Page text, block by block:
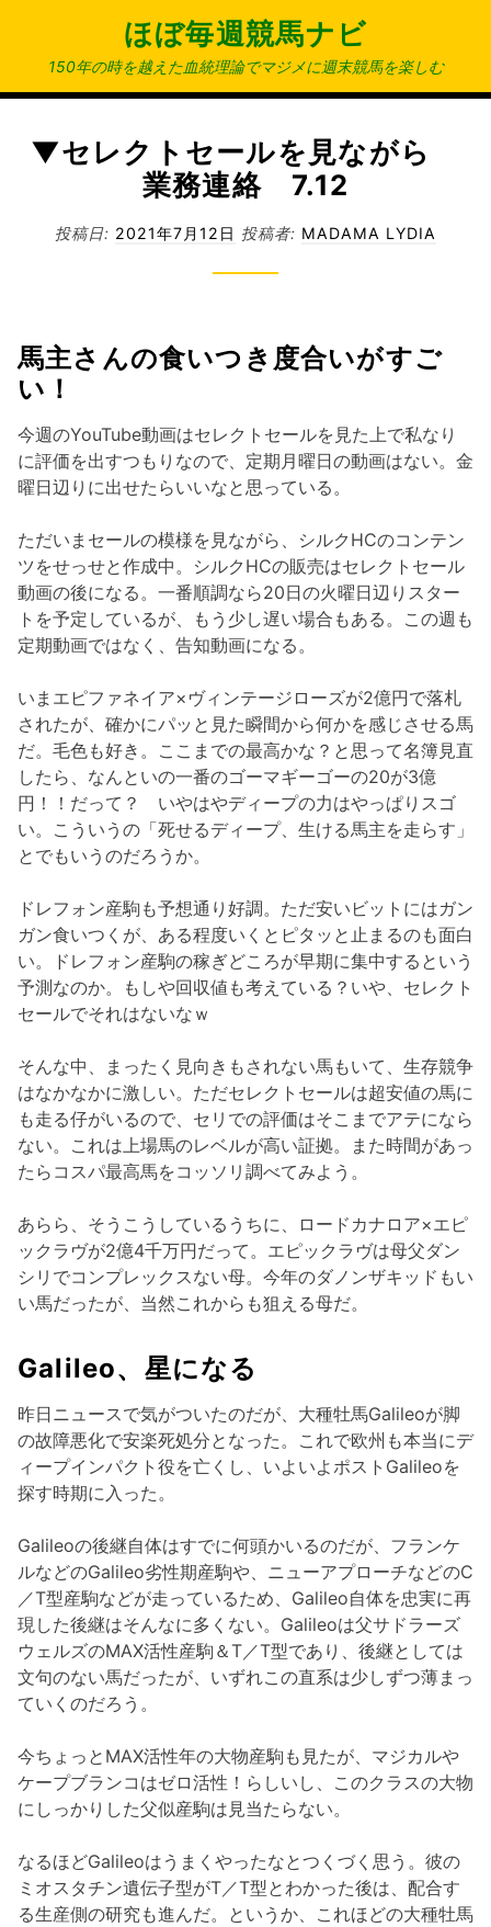
ン
ほぼ毎週競馬ナビ
150年の時を越えた血統理論でマジメに週末競馬を楽しむ
▼セレクトセールを見ながら
業務連絡 7.12
投稿日: 2021年7月12日 投稿者: MADAMA LYDIA
馬主さんの食いつき度合いがすご
い！
今週のYouTube動画はセレクトセールを見た上で私なり
に評価を出すつもりなので、定期月曜日の動画はない。金
曜日辺りに出せたらいいなと思っている。
ただいまセールの模様を見ながら、シルクHCのコンテン
ツをせっせと作成中。シルクHCの販売はセレクトセール
動画の後になる。一番順調なら20日の火曜日辺りスター
トを予定しているが、もう少し遅い場合もある。この週も
定期動画ではなく、告知動画になる。
いまエピファネイア×ヴィンテージローズが2億円で落札
されたが、確かにパッと見た瞬間から何かを感じさせる馬
だ。毛色も好き。ここまでの最高かな？と思って名簿見直
したら、なんといの一番のゴーマギーゴーの20が3億
円！！だって？ いやはやディープの力はやっぱりスゴ
い。こういうの「死せるディープ、生ける馬主を走らす」
とでもいうのだろうか。
ドレフォン産駒も予想通り好調。ただ安いビットにはガン
ガン食いつくが、ある程度いくとピタッと止まるのも面白
い。ドレフォン産駒の稼ぎどころが早期に集中するという
予測なのか。もしや回収値も考えている？いや、セレクト
セールでそれはないなｗ
そんな中、まったく見向きもされない馬もいて、生存競争
はなかなかに激しい。ただセレクトセールは超安値の馬に
も走る仔がいるので、セリでの評価はそこまでアテになら
ない。これは上場馬のレベルが高い証拠。また時間があっ
たらコスパ最高馬をコッソリ調べてみよう。
あらら、そうこうしているうちに、ロードカナロア×エピ
ックラヴが2億4千万円だって。エピックラヴは母父ダン
シリでコンプレックスない母。今年のダノンザキッドもい
い馬だったが、当然これからも狙える母だ。
Galileo、星になる
昨日ニュースで気がついたのだが、大種牡馬Galileoが脚
の故障悪化で安楽死処分となった。これで欧州も本当にデ
ィープインパクト役を亡くし、いよいよポストGalileoを
探す時期に入った。
Galileoの後継自体はすでに何頭かいるのだが、フランケ
ルなどのGalileo劣性期産駒や、ニューアプローチなどのC
／T型産駒などが走っているため、Galileo自体を忠実に再
現した後継はそんなに多くない。Galileoは父サドラーズ
ウェルズのMAX活性産駒＆T／T型であり、後継としては
文句のない馬だったが、いずれこの直系は少しずつ薄まっ
ていくのだろう。
今ちょっとMAX活性年の大物産駒も見たが、マジカルや
ケープブランコはゼロ活性！らしいし、このクラスの大物
にしっかりした父似産駒は見当たらない。
なるほどGalileoはうまくやったなとつくづく思う。彼の
ミオスタチン遺伝子型がT／T型とわかった後は、配合す
る生産側の研究も進んだ。というか、これほどの大種牡馬